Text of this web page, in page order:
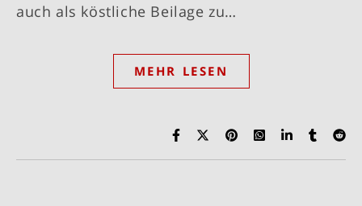
auch als köstliche Beilage zu…
MEHR LESEN